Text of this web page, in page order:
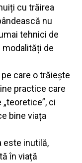
cu trăirea
nu
tehnici de
modalități de
care o trăiește
practice care
ci
bine viața
este inutilă,
în viață